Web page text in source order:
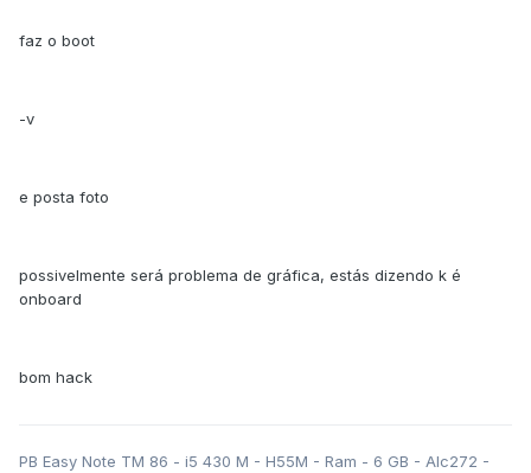
faz o boot
-v
e posta foto
possivelmente será problema de gráfica, estás dizendo k é
onboard
bom hack
PB Easy Note TM 86 - i5 430 M - H55M - Ram - 6 GB - Alc272 -